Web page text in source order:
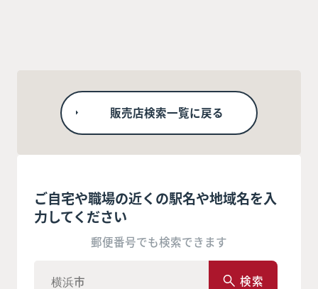
販売店検索一覧に戻る
ご自宅や職場の近くの駅名や地域名を入
力してください
郵便番号でも検索できます
検索